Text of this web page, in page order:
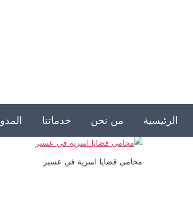
الرئيسية من نحن خدماتنا
محامي قضايا اسرية في عسير